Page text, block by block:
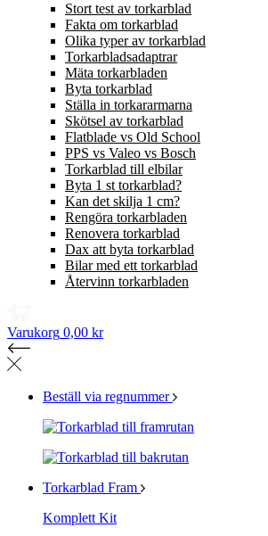
Stort test av torkarblad
Fakta om torkarblad
Olika typer av torkarblad
Torkarbladsadaptrar
Mäta torkarbladen
Byta torkarblad
Ställa in torkararmarna
Skötsel av torkarblad
Flatblade vs Old School
PPS vs Valeo vs Bosch
Torkarblad till elbilar
Byta 1 st torkarblad?
Kan det skilja 1 cm?
Rengöra torkarbladen
Renovera torkarblad
Dax att byta torkarblad
Bilar med ett torkarblad
Återvinn torkarbladen
Varukorg 0,00 kr
Beställ via regnummer
Torkarblad Fram
Komplett Kit